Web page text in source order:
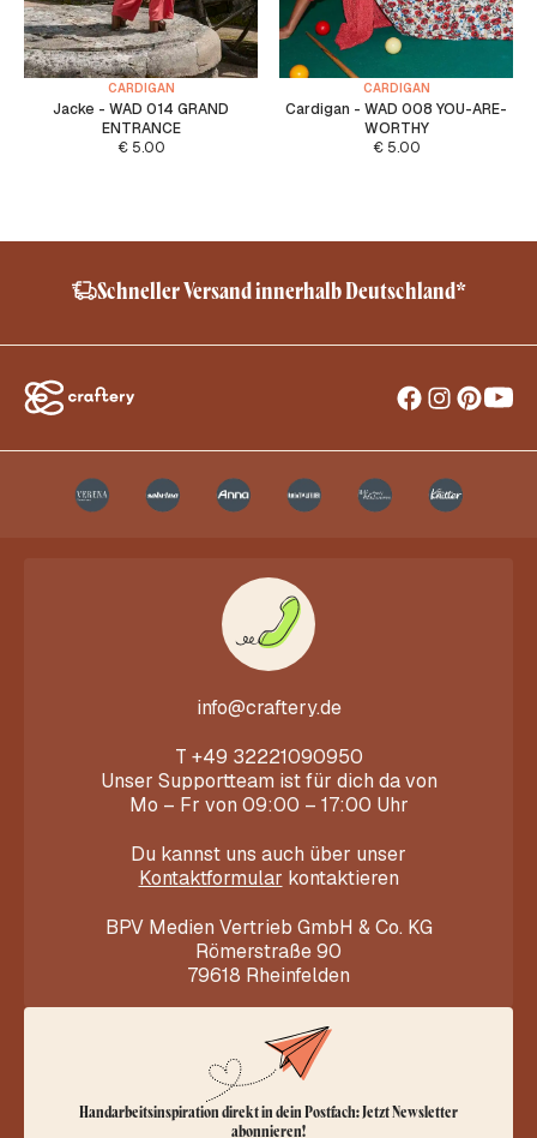
CARDIGAN
Jacke - WAD 014 GRAND
ENTRANCE
€5.00
CARDIGAN
Cardigan - WAD 008 YOU-ARE-
WORTHY
€5.00
Schneller Versand innerhalb Deutschland*
info@craftery.de
T +49 32221090950
Unser Supportteam ist für dich da von
Mo – Fr von 09:00 – 17:00 Uhr
Du kannst uns auch über unser
Kontaktformular kontaktieren
BPV Medien Vertrieb GmbH & Co. KG
Römerstraße 90
79618 Rheinfelden
Handarbeitsinspiration direkt in dein Postfach: Jetzt Newsletter
abonnieren!